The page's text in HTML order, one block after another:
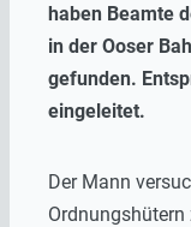
haben Beamte
in der Ooser
gefunden.
eingeleitet.
Der Mann